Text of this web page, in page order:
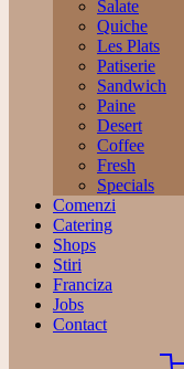
Salate
Quiche
Les Plats
Patiserie
Sandwich
Paine
Desert
Coffee
Fresh
Specials
Comenzi
Catering
Shops
Stiri
Franciza
Jobs
Contact